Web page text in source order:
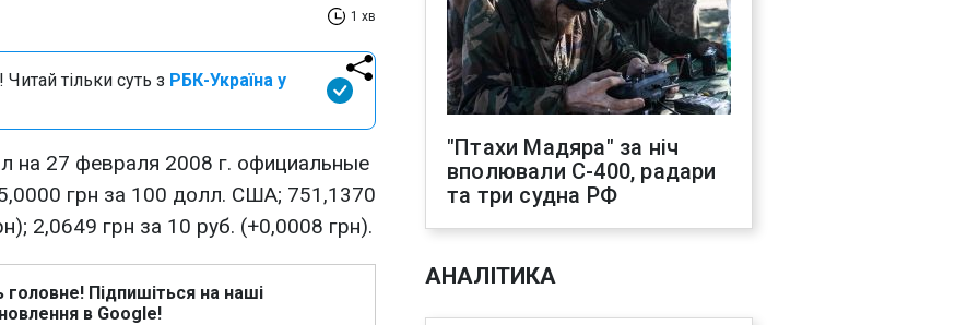
1 хв
тільки суть з РБК-Україна у
на 27 февраля 2008 г. официальные
грн за 100 долл. США; 751,1370
2,0649 грн за 10 руб. (+0,0008 грн).
головне! Підпишіться на наші
в Google!
"Птахи Мадяра" за ніч
вполювали С-400, радари
та три судна РФ
АНАЛІТИКА